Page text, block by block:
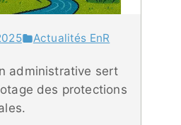
Actualités EnR
administrative sert
des protections